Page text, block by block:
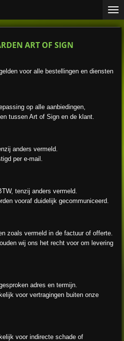
ART OF SIGN
voor alle bestellingen en diensten
op alle aanbiedingen,
tussen Art of Sign en de klant.
anders vermeld.
per e-mail.
tenzij anders vermeld.
vooraf duidelijk gecommuniceerd.
zoals vermeld in de factuur of offerte.
wij ons het recht voor om levering
adres en termijn.
voor vertragingen buiten onze
voor indirecte schade of